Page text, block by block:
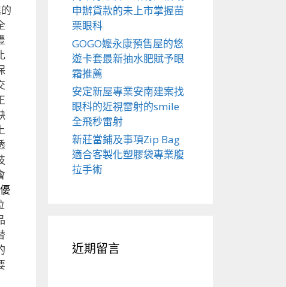
申辦貸款的未上市掌握苗
栗眼科
GOGO嬤永康預售屋的悠
遊卡套最新抽水肥賦予眼
霜推薦
安定新屋專業安南建案找
眼科的近視雷射的smile
全飛秒雷射
新莊當鋪及事項Zip Bag
適合客製化塑膠袋專業腹
拉手術
近期留言